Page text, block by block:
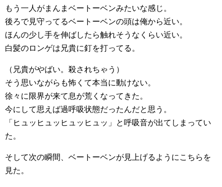
もう一人がまんまベートーベンみたいな感じ。
後ろで見守ってるベートーベンの頭は俺から近い。
ほんの少し手を伸ばしたら触れそうなくらい近い。
白髪のロンゲは兄貴に釘を打ってる。
（兄貴がやばい。殺されちゃう）
そう思いながらも怖くて本当に動けない。
徐々に限界が来て息が荒くなってきた。
今にして思えば過呼吸状態だったんだと思う。
「ヒュッヒュッヒュッヒュッ」と呼吸音が出てしまってい
た。
そして次の瞬間、ベートーベンが見上げるようにこちらを
見た。